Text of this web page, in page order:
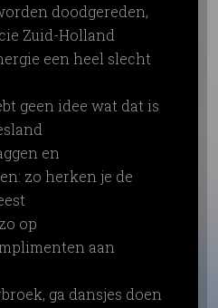
doodgereden,
Zuid-Holland
een heel slecht
geen idee wat dat is
en
zo herken je de
op
aan
ga dansjes doen